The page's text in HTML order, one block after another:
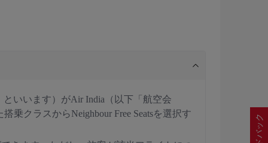
いいます）がAir India（以下「航空会
クラスからNeighbour Free Seatsを選択す